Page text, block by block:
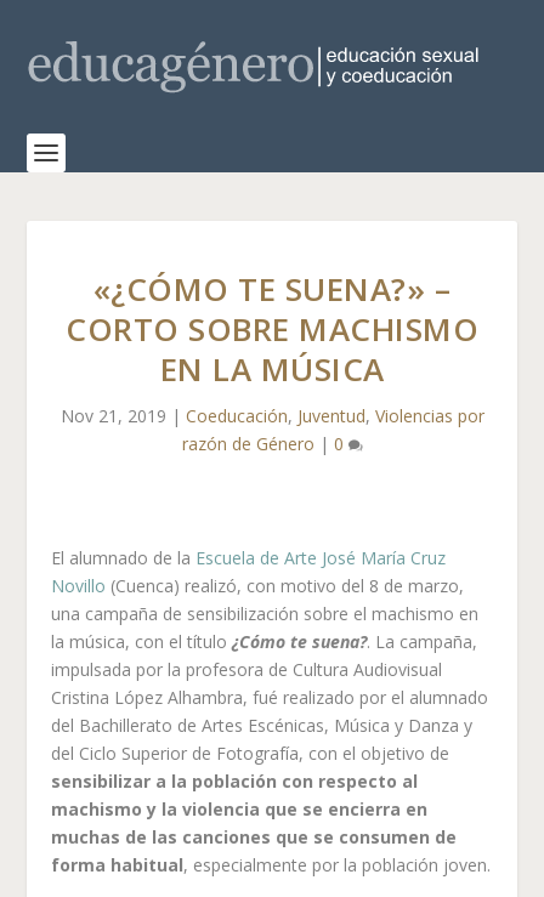
«¿CÓMO TE SUENA?» –
CORTO SOBRE MACHISMO
EN LA MÚSICA
Nov 21, 2019 | Coeducación, Juventud, Violencias por
razón de Género | 0
El alumnado de la Escuela de Arte José María Cruz
Novillo (Cuenca) realizó, con motivo del 8 de marzo,
una campaña de sensibilización sobre el machismo en
la música, con el título¿Cómo te suena?. La campaña,
impulsada por la profesora de Cultura Audiovisual
Cristina López Alhambra, fué realizado por el alumnado
del Bachillerato de Artes Escénicas, Música y Danza y
del Ciclo Superior de Fotografía, con el objetivo de
sensibilizar a la población con respecto al
machismo y la violencia que se encierra en
muchas de las canciones que se consumen de
forma habitual, especialmente por la población joven.